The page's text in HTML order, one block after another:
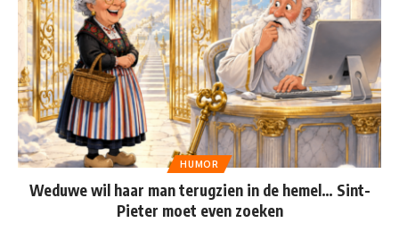
HUMOR
Weduwe wil haar man terugzien in de hemel… Sint-
Pieter moet even zoeken